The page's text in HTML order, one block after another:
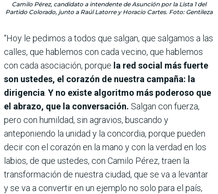
Camilo Pérez, candidato a intendente de Asunción por la Lista 1 del
Partido Colorado, junto a Raúl Latorre y Horacio Cartes. Foto: Gentileza
“Hoy le pedimos a todos que salgan, que salgamos a las
calles, que hablemos con cada vecino, que hablemos
con cada asociación, porque la red social más fuerte
son ustedes, el corazón de nuestra campaña: la
dirigencia Y no existe algoritmo más poderoso que
el abrazo, que la conversación. Salgan con fuerza,
pero con humildad, sin agravios, buscando y
anteponiendo la unidad y la concordia, porque pueden
decir con el corazón en la mano y con la verdad en los
labios, de que ustedes, con Camilo Pérez, traen la
transformación de nuestra ciudad, que se va a levantar
y se va a convertir en un ejemplo no solo para el país,